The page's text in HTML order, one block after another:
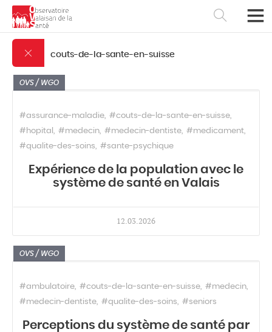
Français Deutsch
couts-de-la-sante-en-suisse
OVS / WGO
#assurance-maladie
#couts-de-la-sante-en-suisse
#hopital
#medecin #medecin-dentiste
#medicament
#qualite-des-soins
#sante-psychique
Expérience de la population avec le
système de santé en Valais
12.03.2026
OVS / WGO
#ambulatoire #couts-de-la-sante-en-suisse
#medecin
#medecin-dentiste
#qualite-des-soins #seniors
Perceptions du système de santé par